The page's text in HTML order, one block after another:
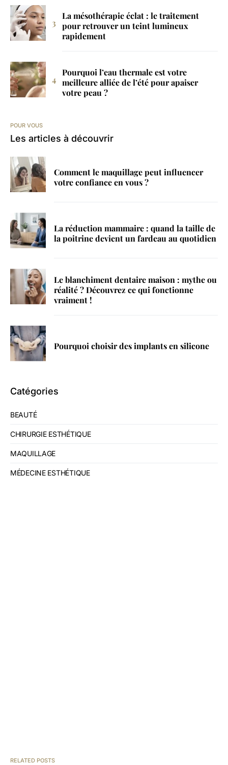
La mésothérapie éclat : le traitement
pour retrouver un teint lumineux
rapidement
Pourquoi l’eau thermale est votre
meilleure alliée de l’été pour apaiser
votre peau ?
POUR VOUS
Les articles à découvrir
Comment le maquillage peut influencer
votre confiance en vous ?
La réduction mammaire : quand la taille de
la poitrine devient un fardeau au quotidien
Le blanchiment dentaire maison : mythe ou
réalité ? Découvrez ce qui fonctionne
vraiment !
Pourquoi choisir des implants en silicone
Catégories
BEAUTÉ
CHIRURGIE ESTHÉTIQUE
MAQUILLAGE
MÉDECINE ESTHÉTIQUE
RELATED POSTS